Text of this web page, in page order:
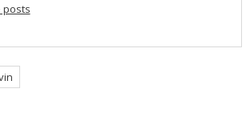
posts